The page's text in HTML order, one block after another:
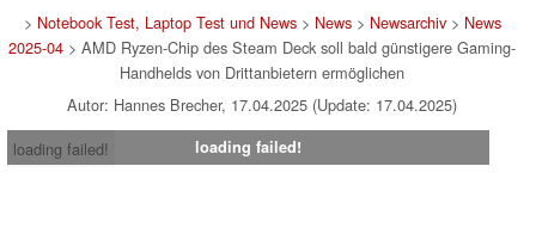
> Notebook Test, Laptop Test und News> News> Newsarchiv> News
2025-04 > AMD Ryzen-Chip des Steam Deck soll bald günstigere Gaming-
Handhelds von Drittanbietern ermöglichen
Autor: Hannes Brecher, 17.04.2025 (Update: 17.04.2025)
loading failed!
loading failed!